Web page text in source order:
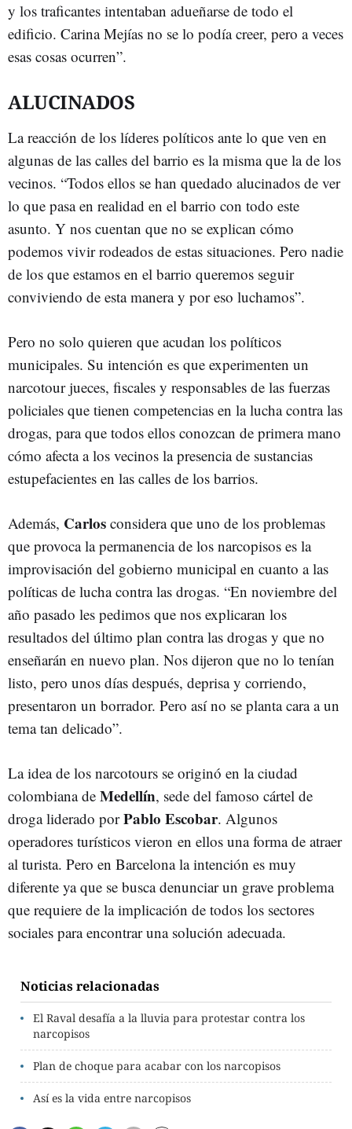
y los traficantes intentaban adueñarse de todo el
edificio. Carina Mejías no se lo podía creer, pero a veces
esas cosas ocurren”.
ALUCINADOS
La reacción de los líderes políticos ante lo que ven en
algunas de las calles del barrio es la misma que la de los
vecinos. “Todos ellos se han quedado alucinados de ver
lo que pasa en realidad en el barrio con todo este
asunto. Y nos cuentan que no se explican cómo
podemos vivir rodeados de estas situaciones. Pero nadie
de los que estamos en el barrio queremos seguir
conviviendo de esta manera y por eso luchamos”.
Pero no solo quieren que acudan los políticos
municipales. Su intención es que experimenten un
narcotour jueces, fiscales y responsables de las fuerzas
policiales que tienen competencias en la lucha contra las
drogas, para que todos ellos conozcan de primera mano
cómo afecta a los vecinos la presencia de sustancias
estupefacientes en las calles de los barrios.
Además, Carlos considera que uno de los problemas
que provoca la permanencia de los narcopisos es la
improvisación del gobierno municipal en cuanto a las
políticas de lucha contra las drogas. “En noviembre del
año pasado les pedimos que nos explicaran los
resultados del último plan contra las drogas y que no
enseñarán en nuevo plan. Nos dijeron que no lo tenían
listo, pero unos días después, deprisa y corriendo,
presentaron un borrador. Pero así no se planta cara a un
tema tan delicado”.
La idea de los narcotours se originó en la ciudad
colombiana de Medellín, sede del famoso cártel de
droga liderado porPablo Escobar. Algunos
operadores turísticos vieron en ellos una forma de atraer
al turista. Pero en Barcelona la intención es muy
diferente ya que se busca denunciar un grave problema
que requiere de la implicación de todos los sectores
sociales para encontrar una solución adecuada.
Noticias relacionadas
El Raval desafía a la lluvia para protestar contra los
narcopisos
Plan de choque para acabar con los narcopisos
Así es la vida entre narcopisos